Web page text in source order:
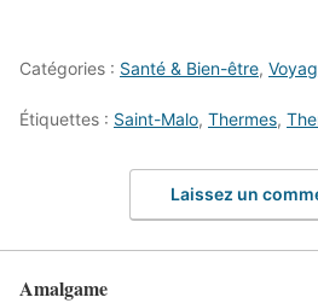
Catégories : Santé & Bien-être,
Étiquettes : Saint-Malo, Thermes,
Laissez un
Amalgame